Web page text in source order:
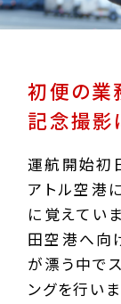
初便の業
記念撮影
運航開始初
アトル空港
に覚えてい
田空港へ向
が漂う中で
ングを行いま